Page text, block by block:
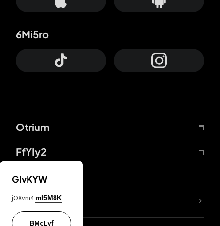
Otrium
FfYIy2
6Mi5ro
DDcvSo
GIvKYW
jOXvm4 mI5M8K
BMcLyf